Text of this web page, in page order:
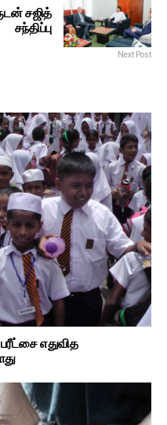
சஜித்
சந்திப்பு
Next Post
எதுவித